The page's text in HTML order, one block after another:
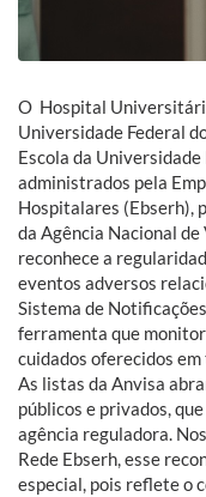
O Hospital
Universidade Federal
Escola da Universidade
administrados pela
Hospitalares (Ebserh),
da Agência Nacional
reconhece a
eventos adversos
Sistema de
ferramenta que
cuidados oferecidos em
As listas da Anvisa
públicos e privados,
agência reguladora.
Rede Ebserh, esse
especial, pois reflete o